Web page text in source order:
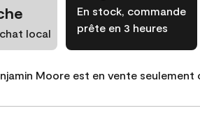
local
En stock, commande
prête en 3 heures
Moore est en vente